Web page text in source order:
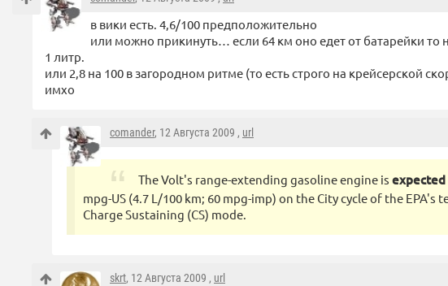
в вики есть. 4,6/100 предположительно
или можно прикинуть… если 64 км оно едет от батарейки то
1 литр.
или 2,8 на 100 в загородном ритме (то есть строго на крейсерской
имхо
comander, 12 Августа 2009 , url
The Volt's range-extending gasoline engine is expected
mpg-US (4.7 L/100 km; 60 mpg-imp) on the City cycle of the
Charge Sustaining (CS) mode.
skrt, 12 Августа 2009 , url